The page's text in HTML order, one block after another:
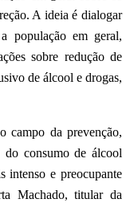
A ideia é dialogar
população em geral,
sobre redução de
de álcool e drogas,
campo da prevenção,
do consumo de álcool
intenso e preocupante
Machado, titular da